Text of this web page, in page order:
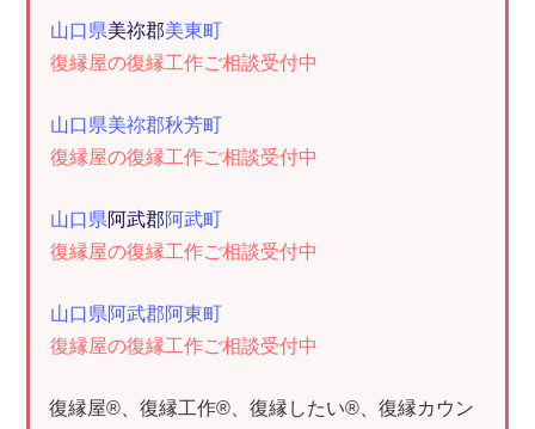
山口県美祢郡美東町
復縁屋の復縁工作ご相談受付中
山口県美祢郡秋芳町
復縁屋の復縁工作ご相談受付中
山口県阿武郡阿武町
復縁屋の復縁工作ご相談受付中
山口県阿武郡阿東町
復縁屋の復縁工作ご相談受付中
復縁屋®、復縁工作®、復縁したい®、復縁カウン